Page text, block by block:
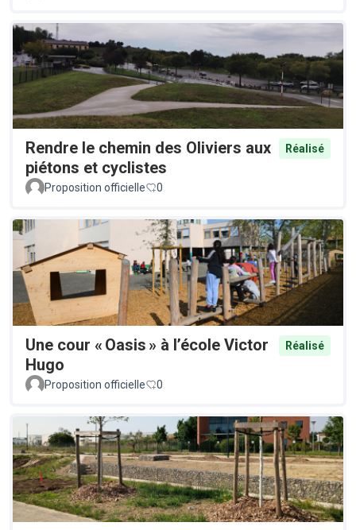
Rendre le chemin des Oliviers aux
piétons et cyclistes
Réalisé
Proposition officielle 0
Une cour « Oasis » à l’école Victor
Hugo
Réalisé
Proposition officielle 0